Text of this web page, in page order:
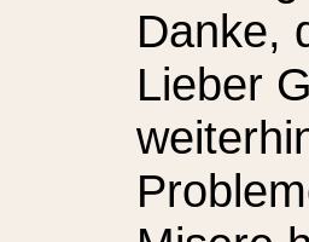
Danke,
Lieber